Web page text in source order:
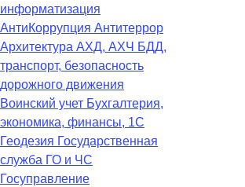
информатизация
АнтиКоррупция Антитеррор
Архитектура АХД, АХЧ БДД,
транспорт, безопасность
дорожного движения
Воинский учет Бухгалтерия,
экономика, финансы, 1С
Геодезия Государственная
служба ГО и ЧС
Госуправление